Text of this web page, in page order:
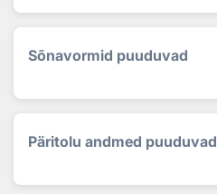
Sõnavormid puuduvad
Päritolu andmed puuduvad